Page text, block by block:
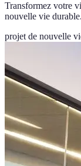
Transformez votre
nouvelle vie
projet de nouvelle